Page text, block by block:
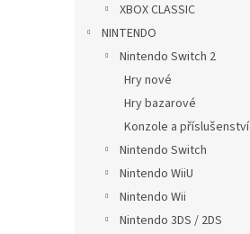
XBOX CLASSIC
NINTENDO
Nintendo Switch 2
Hry nové
Hry bazarové
Konzole a příslušenství
Nintendo Switch
Nintendo WiiU
Nintendo Wii
Nintendo 3DS / 2DS